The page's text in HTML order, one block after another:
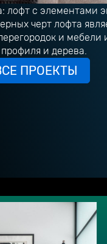
лофт с элементами
черт лофта
и мебели
и дерева.
ПРОЕКТЫ